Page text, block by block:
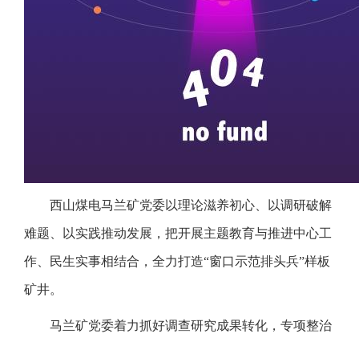
西山煤电马兰矿党委以理论滋养初心、以调研破解
难题、以实践推动发展，把开展主题教育与推进中心工
作、民生实事相结合，全力打造“窗口示范排头兵”样板
矿井。
马兰矿党委着力抓好调查研究成果转化，专项整治